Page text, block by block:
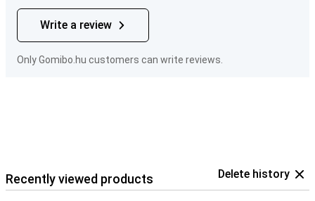
Write a review
Only Gomibo.hu customers can write reviews.
Recently viewed products Delete history